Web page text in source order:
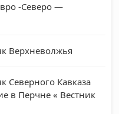
-Северо —
Верхневолжья
Северного Кавказа
в Перчне « Вестник